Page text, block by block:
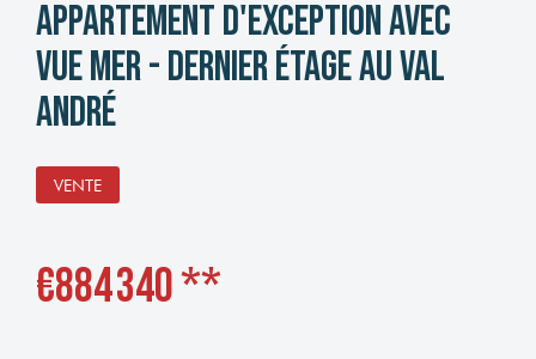
Appartement d'exception avec
vue mer - Dernier étage au Val
André
VENTE
€884 340**